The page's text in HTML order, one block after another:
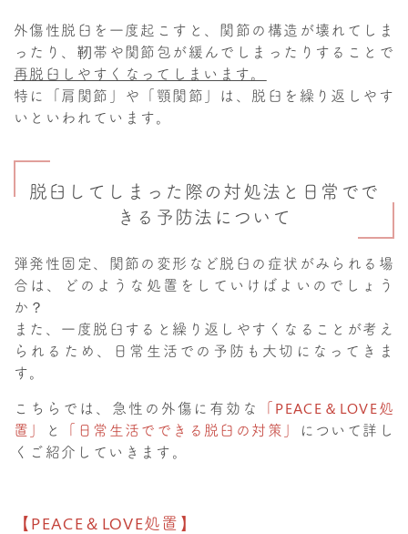
外傷性脱臼を一度起こすと、関節の構造が壊れてしま
ったり、靭帯や関節包が緩んでしまったりすることで
再脱臼しやすくなってしまいます。
特に「肩関節」や「顎関節」は、脱臼を繰り返しやす
いといわれています。
脱臼してしまった際の対処法と日常でで
きる予防法について
弾発性固定、関節の変形など脱臼の症状がみられる場
合は、どのような処置をしていけばよいのでしょう
か？
また、一度脱臼すると繰り返しやすくなることが考え
られるため、日常生活での予防も大切になってきま
す。
こちらでは、急性の外傷に有効な
「PEACE＆LOVE処
置」
と 「日常生活でできる脱臼の対策」
について詳し
くご紹介していきます。
【PEACE＆LOVE処置】